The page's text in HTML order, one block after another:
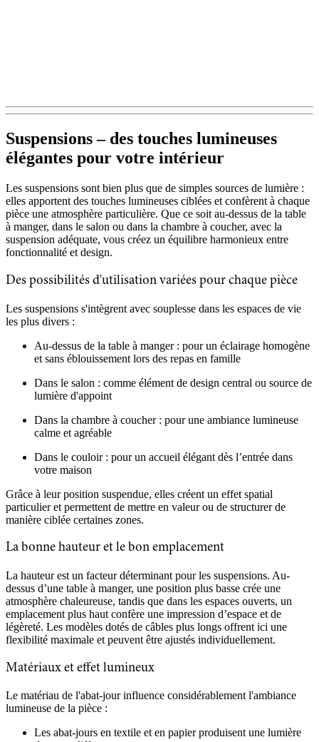
Suspensions – des touches lumineuses
élégantes pour votre intérieur
Les suspensions sont bien plus que de simples sources de lumière :
elles apportent des touches lumineuses ciblées et confèrent à chaque
pièce une atmosphère particulière. Que ce soit au-dessus de la table
à manger, dans le salon ou dans la chambre à coucher, avec la
suspension adéquate, vous créez un équilibre harmonieux entre
fonctionnalité et design.
Des possibilités d'utilisation variées pour chaque pièce
Les suspensions s'intègrent avec souplesse dans les espaces de vie
les plus divers :
Au-dessus de la table à manger : pour un éclairage homogène
et sans éblouissement lors des repas en famille
Dans le salon : comme élément de design central ou source de
lumière d'appoint
Dans la chambre à coucher : pour une ambiance lumineuse
calme et agréable
Dans le couloir : pour un accueil élégant dès l’entrée dans
votre maison
Grâce à leur position suspendue, elles créent un effet spatial
particulier et permettent de mettre en valeur ou de structurer de
manière ciblée certaines zones.
La bonne hauteur et le bon emplacement
La hauteur est un facteur déterminant pour les suspensions. Au-
dessus d’une table à manger, une position plus basse crée une
atmosphère chaleureuse, tandis que dans les espaces ouverts, un
emplacement plus haut confère une impression d’espace et de
légèreté. Les modèles dotés de câbles plus longs offrent ici une
flexibilité maximale et peuvent être ajustés individuellement.
Matériaux et effet lumineux
Le matériau de l'abat-jour influence considérablement l'ambiance
lumineuse de la pièce :
Les abat-jours en textile et en papier produisent une lumière